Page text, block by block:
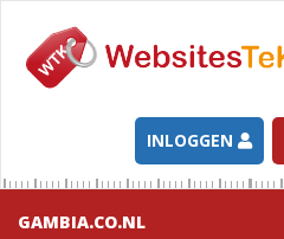
INLOGGEN
GAMBIA.CO.NL